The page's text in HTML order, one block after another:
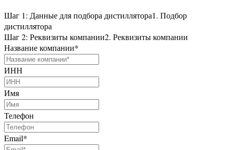
Шаг 1: Данные для подбора дистиллятора1. Подбор
дистиллятора
Шаг 2: Реквизиты компании2. Реквизиты компании
Название компании*
ИНН
Имя
Телефон
Email*